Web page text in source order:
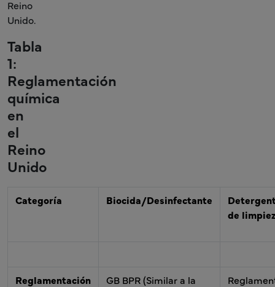
Reino
Unido.
Tabla
1:
Reglamentación
química
en
el
Reino
Unido
Categoría Biocida/Desinfectante
de
Reglamentación
GB BPR (Similar a la